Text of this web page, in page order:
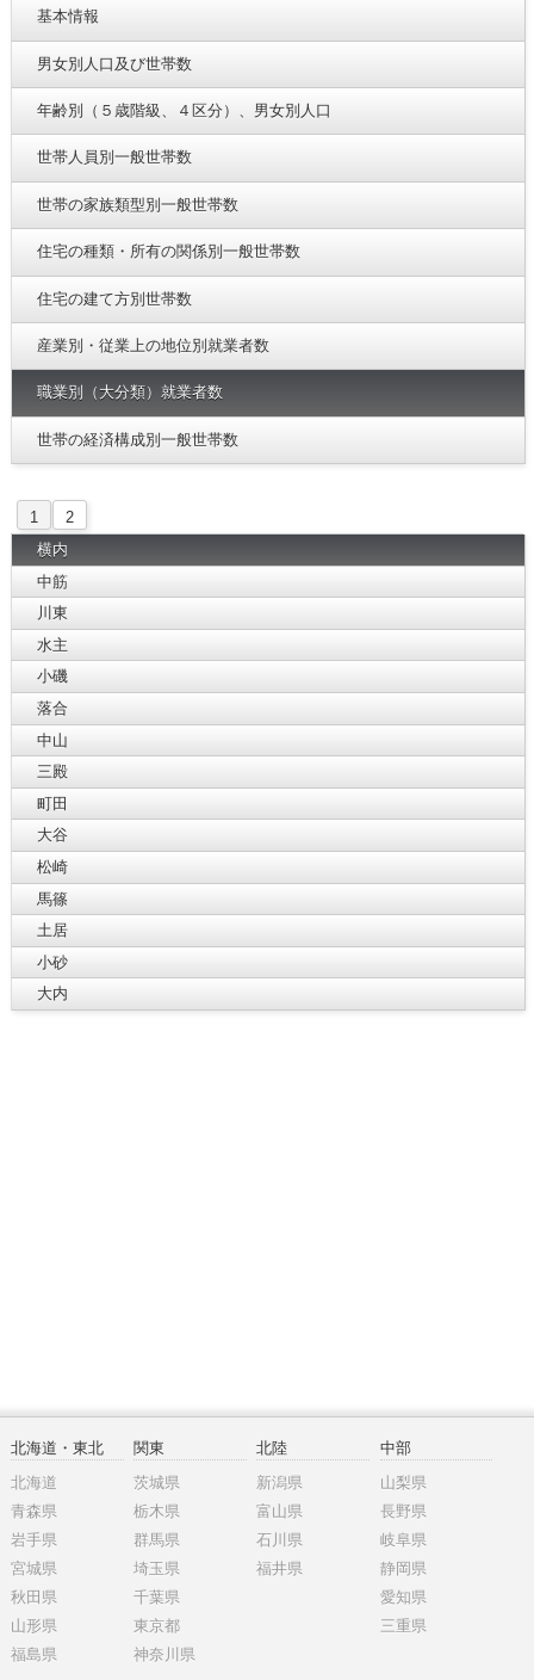
基本情報
男女別人口及び世帯数
年齢別（５歳階級、４区分）、男女別人口
世帯人員別一般世帯数
世帯の家族類型別一般世帯数
住宅の種類・所有の関係別一般世帯数
住宅の建て方別世帯数
産業別・従業上の地位別就業者数
職業別（大分類）就業者数
世帯の経済構成別一般世帯数
1
2
横内
中筋
川東
水主
小磯
落合
中山
三殿
町田
大谷
松崎
馬篠
土居
小砂
大内
北海道・東北
北海道
青森県
岩手県
宮城県
秋田県
山形県
福島県
関東
茨城県
栃木県
群馬県
埼玉県
千葉県
東京都
神奈川県
北陸
新潟県
富山県
石川県
福井県
中部
山梨県
長野県
岐阜県
静岡県
愛知県
三重県